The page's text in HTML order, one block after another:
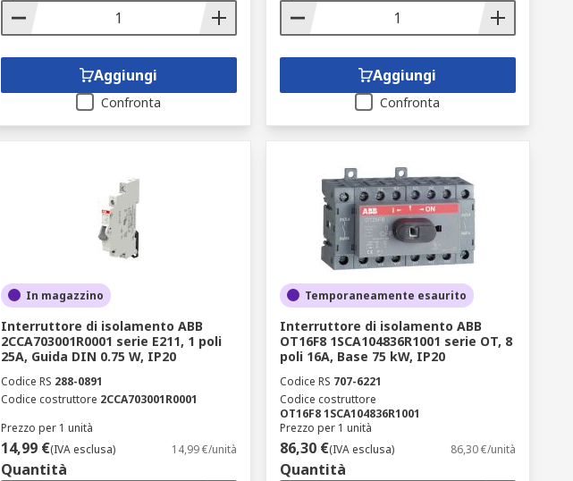
Aggiungi
Confronta
Aggiungi
Confronta
In magazzino
Interruttore di isolamento ABB
2CCA703001R0001 serie E211, 1 poli
25A, Guida DIN 0.75 W, IP20
Codice RS 288-0891
Codice costruttore 2CCA703001R0001
Prezzo per 1 unità
14,99 €(IVA esclusa) 14,99 €/unità
Quantità
Temporaneamente esaurito
Interruttore di isolamento ABB
OT16F8 1SCA104836R1001 serie OT, 8
poli 16A, Base 75 kW, IP20
Codice RS 707-6221
Codice costruttore
OT16F8 1SCA104836R1001
Prezzo per 1 unità
86,30 €(IVA esclusa) 86,30 €/unità
Quantità